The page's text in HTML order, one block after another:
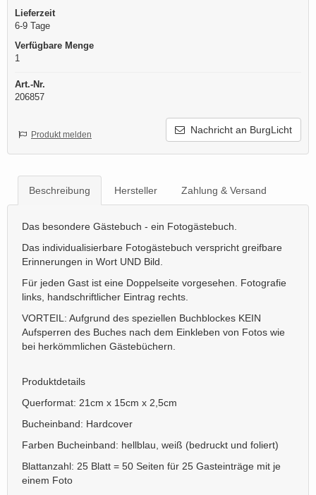
Lieferzeit
6-9 Tage
Verfügbare Menge
1
Art.-Nr.
206857
Nachricht an BurgLicht
Produkt melden
Beschreibung Hersteller Zahlung & Versand
Das besondere Gästebuch - ein Fotogästebuch.
Das individualisierbare Fotogästebuch verspricht greifbare
Erinnerungen in Wort UND Bild.
Für jeden Gast ist eine Doppelseite vorgesehen. Fotografie
links, handschriftlicher Eintrag rechts.
VORTEIL: Aufgrund des speziellen Buchblockes KEIN
Aufsperren des Buches nach dem Einkleben von Fotos wie
bei herkömmlichen Gästebüchern.
Produktdetails
Querformat: 21cm x 15cm x 2,5cm
Bucheinband: Hardcover
Farben Bucheinband: hellblau, weiß (bedruckt und foliert)
Blattanzahl: 25 Blatt = 50 Seiten für 25 Gasteinträge mit je
einem Foto